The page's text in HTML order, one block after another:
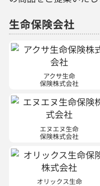
生命保険会社
アクサ生命
保険株式会社
エヌエヌ生命
保険株式会社
オリックス生命